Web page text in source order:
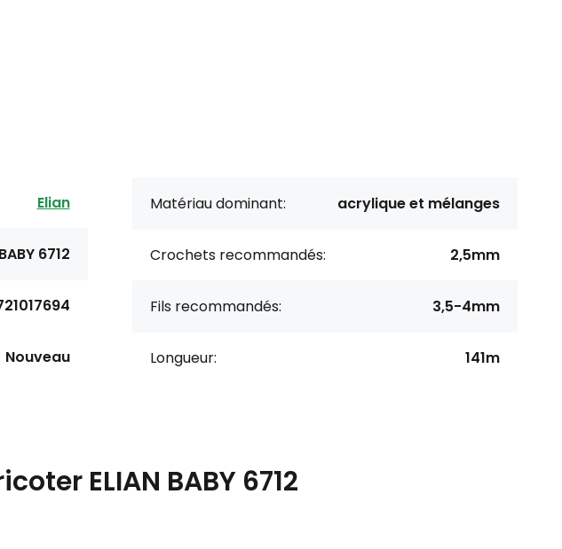
Elian
6712
Nouveau
Matériau dominant: acrylique et mélanges
Crochets recommandés: 2,5mm
Fils recommandés: 3,5-4mm
Longueur: 141m
ELIAN BABY 6712